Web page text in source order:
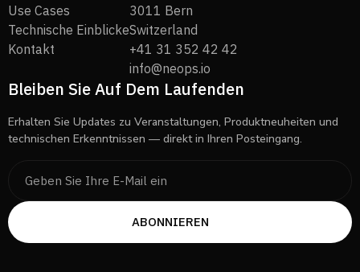
Use Cases
Technische Einblicke
Kontakt
3011 Bern
Switzerland
+41 31 352 42 42
info@neops.io
Bleiben Sie Auf Dem Laufenden
Erhalten Sie Updates zu Veranstaltungen, Produktneuheiten und
technischen Erkenntnissen — direkt in Ihren Posteingang.